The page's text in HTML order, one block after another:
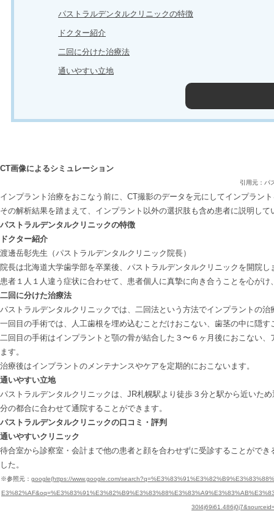
パストラルデンタルクリニックの特徴
ドクター紹介
二回に分けた治療法
通いやすい立地
CT画像によるシミュレーション
引用元：パ
インプラント治療をおこなう前に、CT撮影のデータを元にしてインプラン
その解析結果を踏まえて、インプラント以外の選択肢も含め患者に説明して
パストラルデンタルクリニックの特徴
ドクター紹介
渡邊岳彰先生（パストラルデンタルクリニック院長）
院長は北海道大学歯学部を卒業後、パストラルデンタルクリニックを開院し
患者１人１人違う症状に合わせて、患者個人に真摯に向き合うことを心が
二回に分けた治療法
パストラルデンタルクリニックでは、二回法という方法でインプラントの治
一回目の手術では、人工歯根を埋め込むことだけおこない、歯茎の中に隠
二回目の手術はインプラントと顎の骨が結合した３〜６ヶ月後におこない
ます。
治療後はインプラントのメンテナンスやケアを定期的におこないます。
通いやすい立地
パストラルデンタルクリニックは、JR札幌駅より徒歩３分と駅から近いた
分の都合に合わせて通院することができます。
パストラルデンタルクリニックの口コミ・評判
通いやすいクリニック
待合室から診察室・会計まで他の患者と顔を合わせずに受診することがで
した。
※参照元： google(https://www.google.com/